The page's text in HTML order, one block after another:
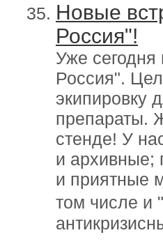
Новые
Россия"!
Уже
Россия".
экипировку
препараты.
стенде! У
и архивные;
и приятные
том числе и "